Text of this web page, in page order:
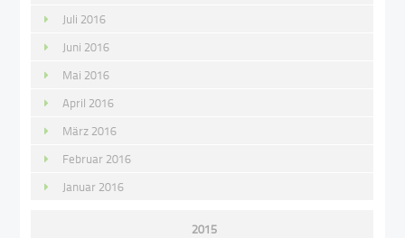
Juli 2016
Juni 2016
Mai 2016
April 2016
März 2016
Februar 2016
Januar 2016
2015